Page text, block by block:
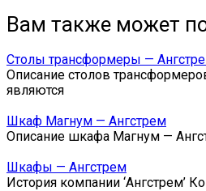
Вам также может
Столы трансформеры —
Описание столов
являются
Шкаф Магнум — Ангстрем
Описание шкафа Магнум —
Шкафы — Ангстрем
История компании ‘Ангстрем’